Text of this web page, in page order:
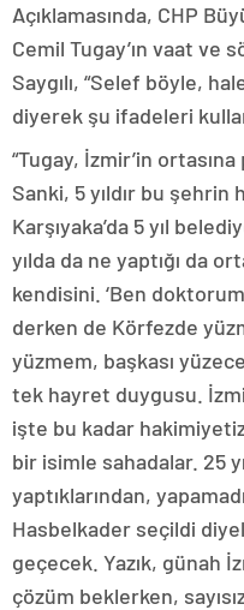
Açıklamasında, CHP
Cemil Tugay’ın vaat ve
Saygılı, “Selef böyle,
diyerek şu ifadeleri
“Tugay, İzmir’in ortasına
Sanki, 5 yıldır bu şehrin
Karşıyaka’da 5 yıl
yılda da ne yaptığı da
kendisini. ‘Ben
derken de Körfezde
yüzmem, başkası
tek hayret duygusu.
işte bu kadar
bir isimle sahadalar. 25
yaptıklarından,
Hasbelkader seçildi
geçecek. Yazık, günah
çözüm beklerken,